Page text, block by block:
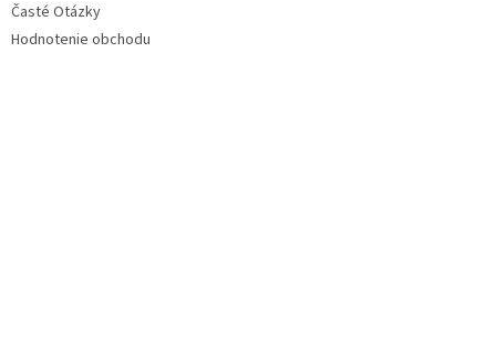
Časté Otázky
Hodnotenie obchodu